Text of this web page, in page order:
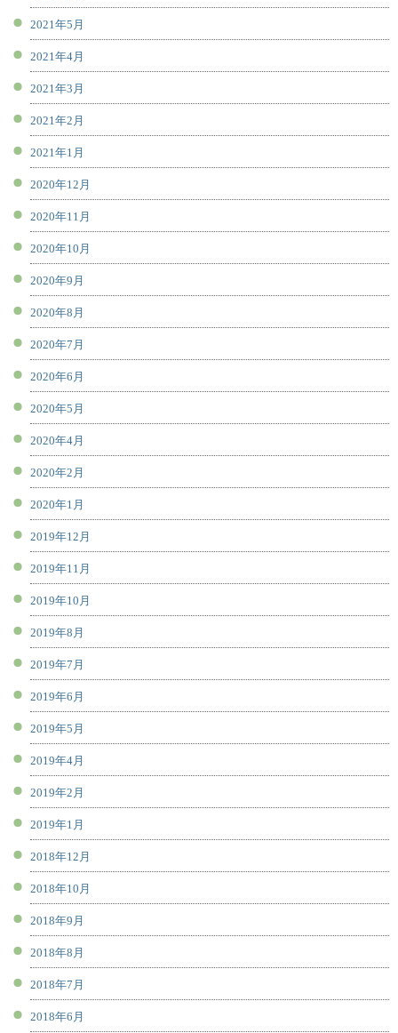
2021年5月
2021年4月
2021年3月
2021年2月
2021年1月
2020年12月
2020年11月
2020年10月
2020年9月
2020年8月
2020年7月
2020年6月
2020年5月
2020年4月
2020年2月
2020年1月
2019年12月
2019年11月
2019年10月
2019年8月
2019年7月
2019年6月
2019年5月
2019年4月
2019年2月
2019年1月
2018年12月
2018年10月
2018年9月
2018年8月
2018年7月
2018年6月